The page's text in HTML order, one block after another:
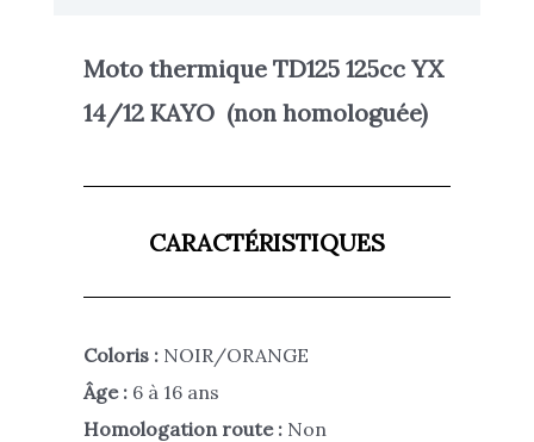
Moto thermique TD125 125cc YX
14/12 KAYO (non homologuée)
CARACTÉRISTIQUES
Coloris : NOIR/ORANGE
Âge : 6 à 16 ans
Homologation route : Non